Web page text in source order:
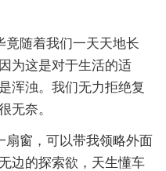
竟随着我们一天天地长
为这是对于生活的适
浑浊。我们无力拒绝复
无奈。
扇窗，可以带我领略外面
边的探索欲，天生懂车